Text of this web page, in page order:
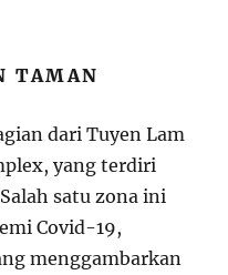
TAMAN
dari Tuyen Lam
yang terdiri
satu zona ini
Covid-19,
menggambarkan